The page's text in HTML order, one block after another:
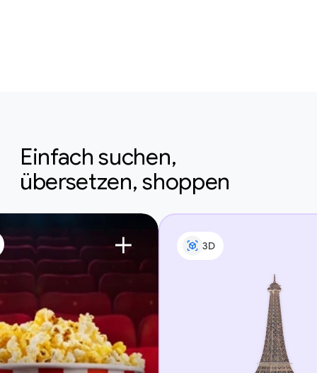
Einfach suchen,
übersetzen, shoppen
3D